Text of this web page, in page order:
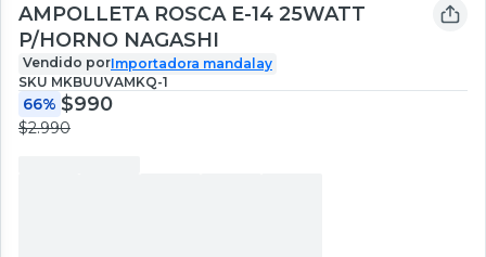
AMPOLLETA ROSCA E-14 25WATT
P/HORNO NAGASHI
Vendido porImportadora mandalay
SKU MKBUUVAMKQ-1
66% $990
$2.990